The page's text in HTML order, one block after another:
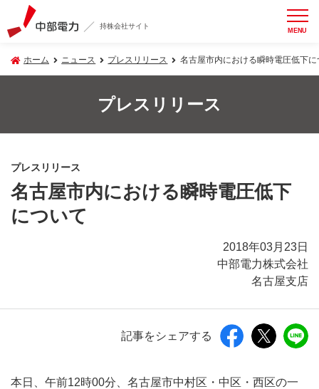
持株会社サイト MENU
ホーム ニュース プレスリリース 名古屋市内における瞬時電圧低下に
プレスリリース
プレスリリース
名古屋市内における瞬時電圧低下
について
2018年03月23日
中部電力株式会社
名古屋支店
記事をシェアする
本日、午前12時00分、名古屋市中村区・中区・西区の一